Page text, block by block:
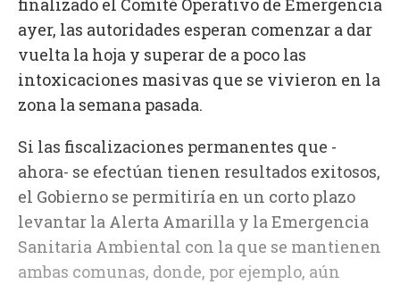
finalizado el Comité Operativo de Emergencia
ayer, las autoridades esperan comenzar a dar
vuelta la hoja y superar de a poco las
intoxicaciones masivas que se vivieron en la
zona la semana pasada.
Si las fiscalizaciones permanentes que -
ahora- se efectúan tienen resultados exitosos,
el Gobierno se permitiría en un corto plazo
levantar la Alerta Amarilla y la Emergencia
Sanitaria Ambiental con la que se mantienen
ambas comunas, donde, por ejemplo, aún